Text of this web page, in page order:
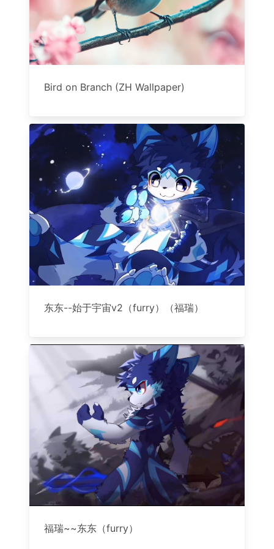
Bird on Branch (ZH Wallpaper)
东东--始于宇宙v2（furry）（福瑞）
福瑞~~东东（furry）